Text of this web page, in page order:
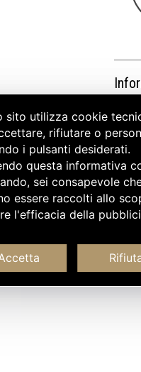
sito utilizza cookie
rifiutare o
i pulsanti desiderati.
questa informativa
sei consapevole
essere raccolti allo
l'efficacia della